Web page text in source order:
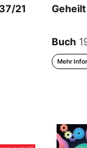
21
Buch
Mehr